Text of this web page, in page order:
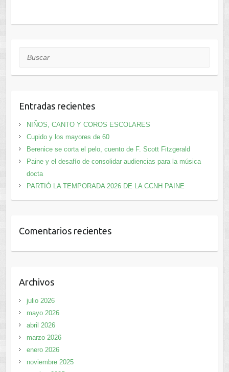
Buscar
Entradas recientes
NIÑOS, CANTO Y COROS ESCOLARES
Cupido y los mayores de 60
Berenice se corta el pelo, cuento de F. Scott Fitzgerald
Paine y el desafío de consolidar audiencias para la música
docta
PARTIÓ LA TEMPORADA 2026 DE LA CCNH PAINE
Comentarios recientes
Archivos
julio 2026
mayo 2026
abril 2026
marzo 2026
enero 2026
noviembre 2025